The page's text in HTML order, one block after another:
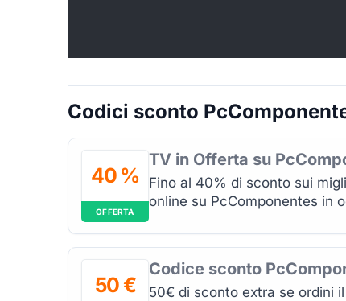
Codici sconto
40 %
OFFERTA
TV in Offerta su
Fino al 40% di sconto sui
online su PcComponentes in
50 €
Codice sconto
50€ di sconto extra se ordini